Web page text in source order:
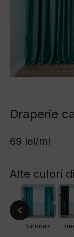
Draperie
69 lei/ml
Alte culori
turcoaz